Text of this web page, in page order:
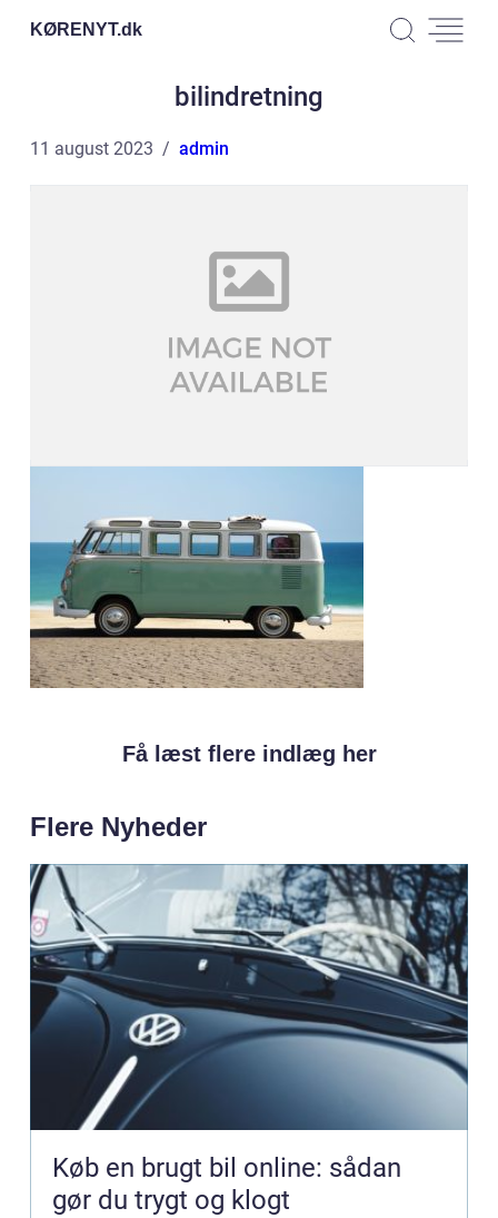
KØRENYT.dk
bilindretning
11 august 2023 admin
Få læst flere indlæg her
Flere Nyheder
Køb en brugt bil online: sådan
gør du trygt og klogt